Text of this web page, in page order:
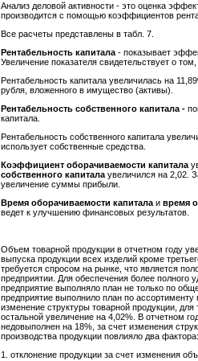
Анализ деловой активности - это оценка
производится с помощью коэффициентов
Все расчеты представлены в табл. 7.
Рентабельность капитала - показывает
Увеличение показателя свидетельствует о
Рентабельность капитала увеличилась на
рубля, вложенного в имущество (активы).
Рентабельность собственного капитала -
капитала.
Рентабельность собственного капитала
использует собственные средства.
Коэффициент оборачиваемости капитала
собственного капитала увеличился на 2,02.
увеличение суммы прибыли.
Время оборачиваемости капитала и время
ведет к улучшению финансовых результатов.
Объем товарной продукции в отчетном году
выпуска продукции всех изделий кроме
требуется спросом на рынке, что является
предприятии. Для обеспечения более полного
предприятие выполняло план не только по
предприятие выполнило план по
изменение структуры товарной продукции,
остальной увеличение на 4,02%. В отчетном
недовыполнен на 18%, за счет изменения
производства продукции повлияло два фактора:
1. отклонение продукции за счет изменения